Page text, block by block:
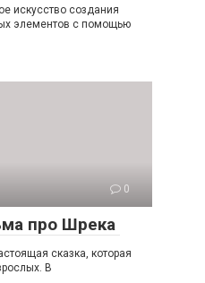
искусство создания
элементов с помощью
0
про Шрека
сказка, которая
В